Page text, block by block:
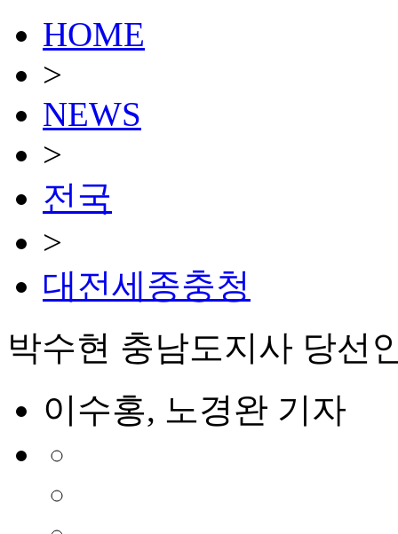
HOME
>
NEWS
>
전국
>
대전세종충청
박수현 충남도지사 당선
이수홍, 노경완 기자